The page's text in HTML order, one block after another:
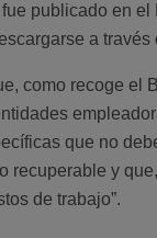
publicado en el
a través
como recoge el
que no
recuperable y
de trabajo”.